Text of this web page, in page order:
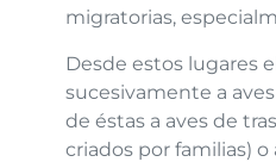
migratorias,
Desde estos lugares
sucesivamente a
de éstas a aves de
criados por familias) o